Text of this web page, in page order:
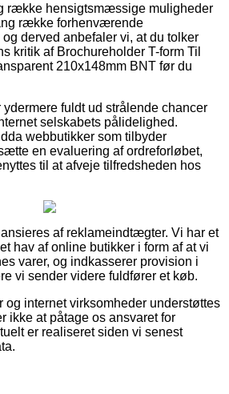
række hensigtsmæssige muligheder
række forhenværende
derved anbefaler vi, at du tolker
kritik af Brochureholder T-form Til
210x148mm BNT før du
ydermere fuldt ud strålende chancer
selskabets pålidelighed.
webbutikker som tilbyder
en evaluering af ordreforløbet,
til at afveje tilfredsheden hos
af reklameindtægter. Vi har et
hav af online butikker i form af at vi
varer, og indkasserer provision i
vi sender videre fuldfører et køb.
og internet virksomheder understøttes
ikke at påtage os ansvaret for
er realiseret siden vi senest